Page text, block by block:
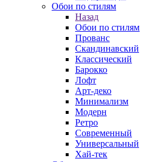
Обои по стилям
Назад
Обои по стилям
Прованс
Скандинавский
Классический
Барокко
Лофт
Арт-деко
Минимализм
Модерн
Ретро
Современный
Универсальный
Хай-тек